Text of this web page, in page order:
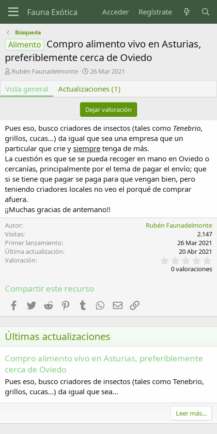
Acceder Regístrate
Búsqueda
Alimento Compro alimento vivo en Asturias,
preferiblemente cerca de Oviedo
A
t
o
Rubén Faunadelmonte
F
c
h
d
c
r
e
a
c
ó
n
26 Mar 2021
Vista general Actualizaciones (1)
Dejar valoración
Pues eso, busco criadores de insectos (tales como Tenebrio,
grillos, cucas...) da igual que sea una empresa que un
particular que crie y siempre tenga de más.
La cuestión es que se se pueda recoger en mano en Oviedo o
cercanías, principalmente por el tema de pagar el envío; que
si se tiene que pagar se paga para que vengan bien, pero
teniendo criadores locales no veo el porqué de comprar
afuera.
¡¡Muchas gracias de antemano!!
Autor
Rubén Faunadelmonte
Visitas
2.147
Primer lanzamiento
26 Mar 2021
Última actualización
20 Abr 2021
Valoración
,
e
l
(
0 valoraciones
Compartir este recurso
Facebook
Twitter Reddit PinterestTumblr WhatsApp
Email
Últimas actualizaciones
Compro alimento vivo en Asturias, preferiblemente
cerca de Oviedo
Pues eso, busco criadores de insectos (tales como Tenebrio,
grillos, cucas...) da igual que sea...
Leer más…